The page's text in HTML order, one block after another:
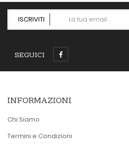
ISCRIVITI
SEGUICI
INFORMAZIONI
Chi Siamo
Termini e Condizioni